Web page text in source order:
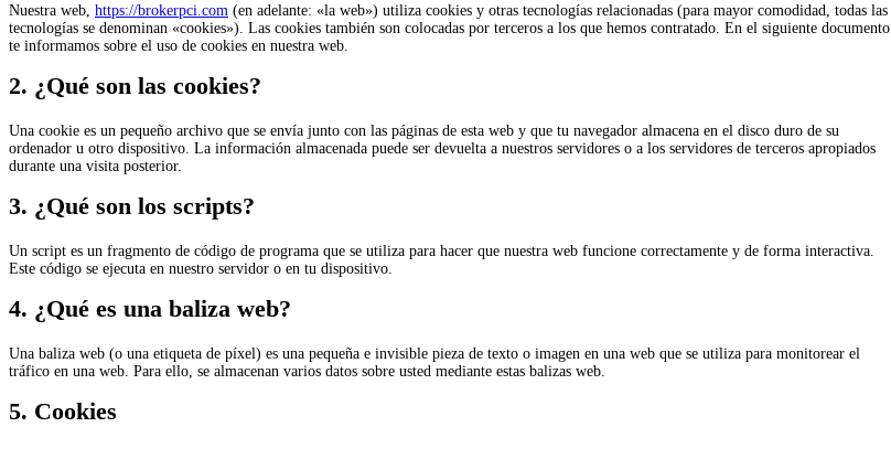
Nuestra web, https://brokerpci.com (en adelante: «la web») utiliza cookies y otras tecnologías relacionadas (para mayor comodidad, todas las
tecnologías se denominan «cookies»). Las cookies también son colocadas por terceros a los que hemos contratado. En el siguiente documento
te informamos sobre el uso de cookies en nuestra web.
2. ¿Qué son las cookies?
Una cookie es un pequeño archivo que se envía junto con las páginas de esta web y que tu navegador almacena en el disco duro de su
ordenador u otro dispositivo. La información almacenada puede ser devuelta a nuestros servidores o a los servidores de terceros apropiados
durante una visita posterior.
3. ¿Qué son los scripts?
Un script es un fragmento de código de programa que se utiliza para hacer que nuestra web funcione correctamente y de forma interactiva.
Este código se ejecuta en nuestro servidor o en tu dispositivo.
4. ¿Qué es una baliza web?
Una baliza web (o una etiqueta de píxel) es una pequeña e invisible pieza de texto o imagen en una web que se utiliza para monitorear el
tráfico en una web. Para ello, se almacenan varios datos sobre usted mediante estas balizas web.
5. Cookies